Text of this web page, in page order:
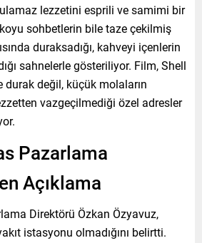
lezzetini esprili ve samimi bir
sohbetlerin bile taze çekilmiş
duraksadığı, kahveyi içenlerin
sahnelerle gösteriliyor. Film, Shell
durak değil, küçük molaların
vazgeçilmediği özel adresler
Pazarlama
Açıklama
Direktörü Özkan Özyavuz,
istasyonu olmadığını belirtti.